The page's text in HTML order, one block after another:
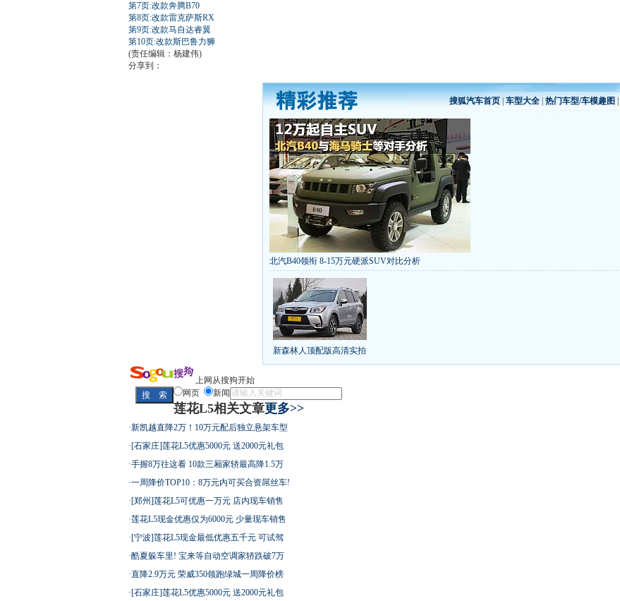
第7页:改款奔腾B70
第8页:改款雷克萨斯RX
第9页:改款马自达睿翼
第10页:改款斯巴鲁力狮
(责任编辑：杨建伟)
分享到：
搜狐汽车首页| 车型大全| 热门车型/车模趣图
北汽B40领衔 8-15万元硬派SUV对比分析
丰田推八款低价新车 全新RAV4海外售14万
第九代雅阁/本田新小SUV
凯越已跌至8折甩卖 6款合资自主车是真的低价吗？
给中国人争气的热销SUV 全新马自达6：海外卖13万
10万元新车叫板合资 15万买车谁好
长城2013年新SUV规划曝光
全新胜达23日上市 秒杀日系的SUV
大众6万低价车
新森林人顶配版高清实拍
最强山寨 又奥迪又奔驰
上网从搜狗开始
网页
新闻
莲花L5相关文章更多>>
·新凯越直降2万！10万元配后独立悬架车型
·[石家庄]莲花L5优惠5000元 送2000元礼包
·手握8万往这看 10款三厢家轿最高降1.5万
·一周降价TOP10：8万元内可买合资屌丝车!
·[郑州]莲花L5可优惠一万元 店内现车销售
·莲花L5现金优惠仅为6000元 少量现车销售
·[宁波]莲花L5现金最低优惠五千元 可试驾
·酷夏躲车里! 宝来等自动空调家轿跌破7万
·直降2.9万元 荣威350领跑绿城一周降价榜
·[石家庄]莲花L5优惠5000元 送2000元礼包